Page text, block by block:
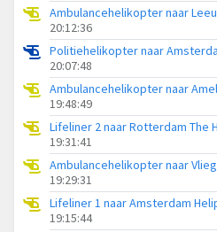
20:12:36
20:07:48
19:48:49
Lifeliner 2 naar Rotterdam The
19:31:41
19:29:31
Lifeliner 1 naar Amsterdam
19:15:44